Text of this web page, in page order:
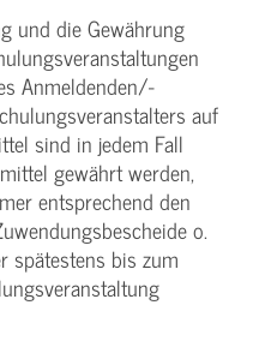
und die Gewährung
Anmeldenden/­
auf
sind in jedem Fall
gewährt werden,
entsprechend den
o.
spätestens bis zum